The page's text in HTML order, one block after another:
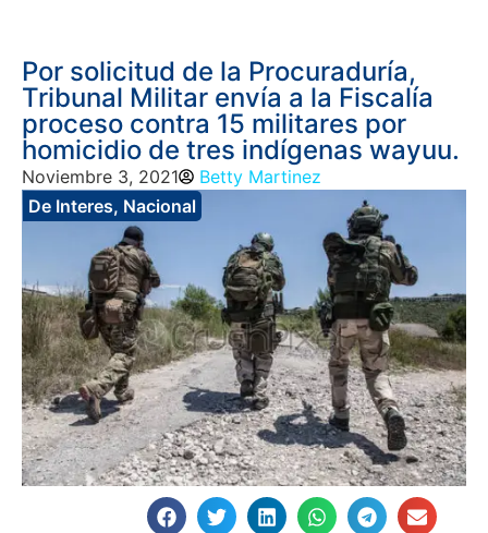
Por solicitud de la Procuraduría,
Tribunal Militar envía a la Fiscalía
proceso contra 15 militares por
homicidio de tres indígenas wayuu.
Noviembre 3, 2021
Betty Martinez
De Interes, Nacional